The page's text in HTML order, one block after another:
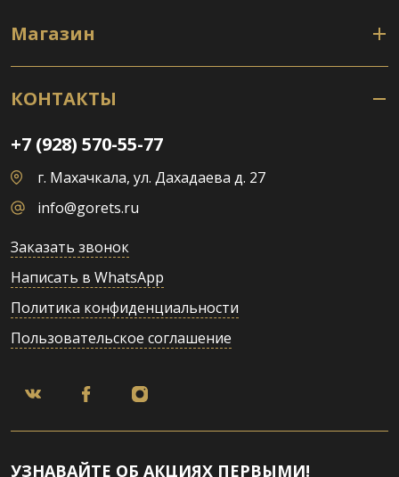
Магазин
КОНТАКТЫ
+7 (928) 570-55-77
г. Махачкала, ул. Дахадаева д. 27
info@gorets.ru
Заказать звонок
Написать в WhatsApp
Политика конфиденциальности
Пользовательское соглашение
УЗНАВАЙТЕ ОБ АКЦИЯХ ПЕРВЫМИ!